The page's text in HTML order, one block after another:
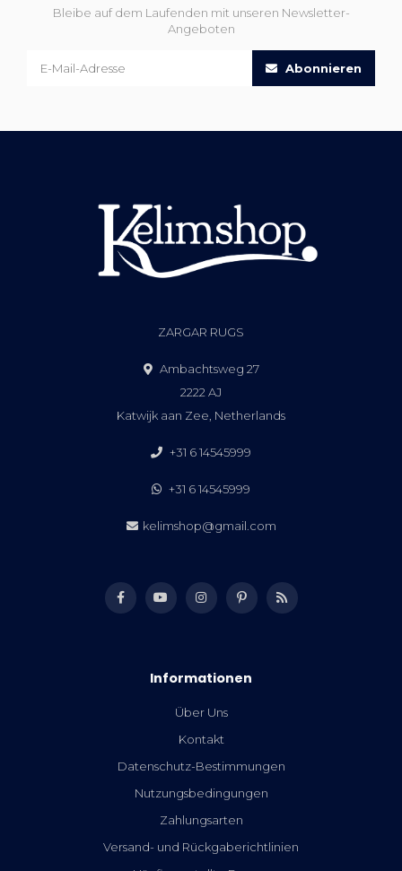
Bleibe auf dem Laufenden mit unseren Newsletter-
Angeboten
Abonnieren
ZARGAR RUGS
Ambachtsweg 27
2222 AJ
Katwijk aan Zee, Netherlands
+31 6 14545999
+31 6 14545999
kelimshop@gmail.com
Informationen
Über Uns
Kontakt
Datenschutz-Bestimmungen
Nutzungsbedingungen
Zahlungsarten
Versand- und Rückgaberichtlinien